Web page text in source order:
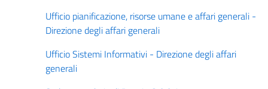
Ufficio pianificazione, risorse umane e affari generali -
Direzione degli affari generali
Ufficio Sistemi Informativi - Direzione degli affari
generali